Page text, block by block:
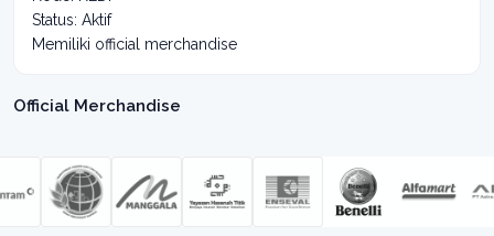
Status: Aktif
Memiliki official merchandise
Official Merchandise